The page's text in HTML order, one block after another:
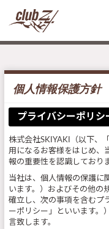
個人情報保護方針
プライバシーポリシ
株式会社SKIYAKI（以下、
用になるお客様をはじめ、
報の重要性を認識しており
当社は、個人情報の保護に
います。）およびその他の
確立し、次の事項を含むプ
ーポリシー」といいます。
言致します。